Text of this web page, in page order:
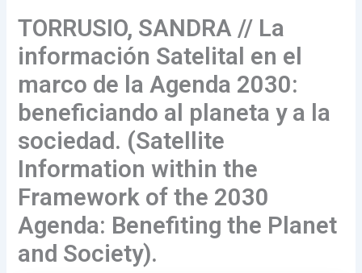
TORRUSIO, SANDRA // La
información Satelital en el
marco de la Agenda 2030:
beneficiando al planeta y a la
sociedad. (Satellite
Information within the
Framework of the 2030
Agenda: Benefiting the Planet
and Society).